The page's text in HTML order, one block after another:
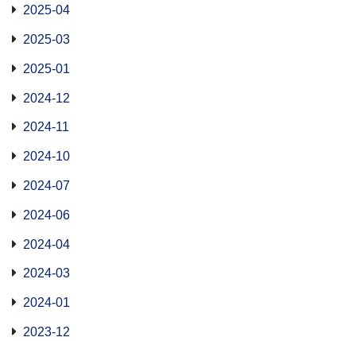
2025-04
2025-03
2025-01
2024-12
2024-11
2024-10
2024-07
2024-06
2024-04
2024-03
2024-01
2023-12